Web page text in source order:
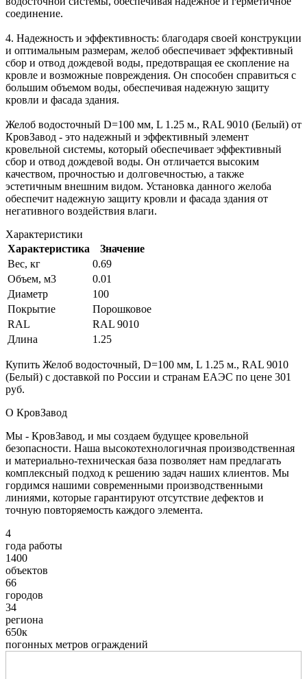
соединение.
4. Надежность и эффективность: благодаря своей конструкции
и оптимальным размерам, желоб обеспечивает эффективный
сбор и отвод дождевой воды, предотвращая ее скопление на
кровле и возможные повреждения. Он способен справиться с
большим объемом воды, обеспечивая надежную защиту
кровли и фасада здания.
Желоб водосточный D=100 мм, L 1.25 м., RAL 9010 (Белый) от
КровЗавод - это надежный и эффективный элемент
кровельной системы, который обеспечивает эффективный
сбор и отвод дождевой воды. Он отличается высоким
качеством, прочностью и долговечностью, а также
эстетичным внешним видом. Установка данного желоба
обеспечит надежную защиту кровли и фасада здания от
негативного воздействия влаги.
Характеристики
Характеристика
Значение
Вес, кг
0.69
Объем, м3
0.01
Диаметр
100
Покрытие
Порошковое
RAL
RAL 9010
Длина
1.25
Купить Желоб водосточный, D=100 мм, L 1.25 м., RAL 9010
(Белый) с доставкой по России и странам ЕАЭС по цене 301
руб.
О КровЗавод
Мы - КровЗавод, и мы создаем будущее кровельной
безопасности. Наша высокотехнологичная производственная
и материально-техническая база позволяет нам предлагать
комплексный подход к решению задач наших клиентов. Мы
гордимся нашими современными производственными
линиями, которые гарантируют отсутствие дефектов и
точную повторяемость каждого элемента.
4
года работы
1400
объектов
66
городов
34
региона
650к
погонных метров ограждений